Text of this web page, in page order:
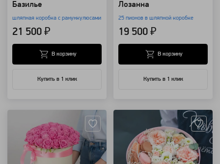
Базилье
шляпная коробка с ранункулюсами
21 500 ₽
Купить в 1 клик
В корзину
Лозанна
25 пионов в шляпной коробке
19 500 ₽
Купить в 1 клик
В корзину